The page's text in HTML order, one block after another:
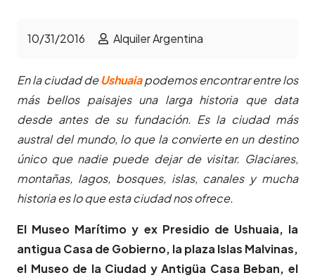
10/31/2016 Alquiler Argentina
En la ciudad deUshuaiapodemos encontrar entre los
más bellos paisajes una larga historia que data
desde antes de su fundación. Es la ciudad más
austral del mundo, lo que la convierte en un destino
único que nadie puede dejar de visitar. Glaciares,
montañas, lagos, bosques, islas, canales y mucha
historia es lo que esta ciudad nos ofrece.
El Museo Marítimo y ex Presidio de Ushuaia, la
antigua Casa de Gobierno, la plaza Islas Malvinas,
el Museo de la Ciudad y Antigüa Casa Beban, el